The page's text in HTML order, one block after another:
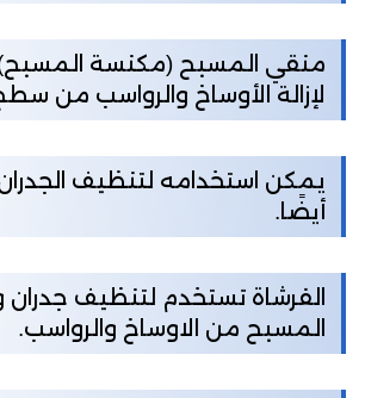
منقي المسبح (مكنسة
لإزالة الأوساخ والرواسب من
يمكن استخدامه لتنظيف الجدران
أيضًا.
الفرشاة تستخدم لتنظيف جدران
المسبح من الاوساخ والرواسب.